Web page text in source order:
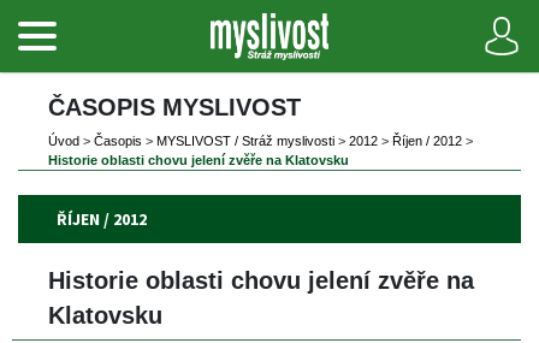
ČASOPIS MYSLIVOST
Úvod > Časopi > MYSLIVOST / Stráž myslivosti > 2012 > Říjen / 2012 >
Historie oblasti chovu jelení zvěře na Klatovsku
ŘÍJEN / 2012
Historie oblasti chovu jelení zvěře na
Klatovsku